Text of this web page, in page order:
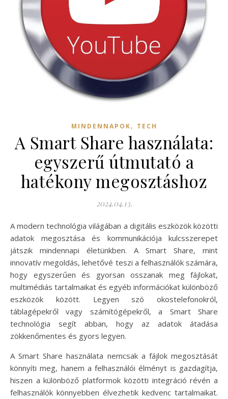
MINDENNAPOK, TECH
A Smart Share használata:
egyszerű útmutató a
hatékony megosztáshoz
2024.04.13.
A modern technológia világában a digitális eszközök közötti
adatok megosztása és kommunikációja kulcsszerepet
játszik mindennapi életünkben. A Smart Share, mint
innovatív megoldás, lehetővé teszi a felhasználók számára,
hogy egyszerűen és gyorsan osszanak meg fájlokat,
multimédiás tartalmaikat és egyéb információkat különböző
eszközök között. Legyen szó okostelefonokról,
táblagépekről vagy számítógépekről, a Smart Share
technológia segít abban, hogy az adatok átadása
zökkenőmentes és gyors legyen.
A Smart Share használata nemcsak a fájlok megosztását
könnyíti meg, hanem a felhasználói élményt is gazdagítja,
hiszen a különböző platformok közötti integráció révén a
felhasználók könnyebben élvezhetik kedvenc tartalmaikat.